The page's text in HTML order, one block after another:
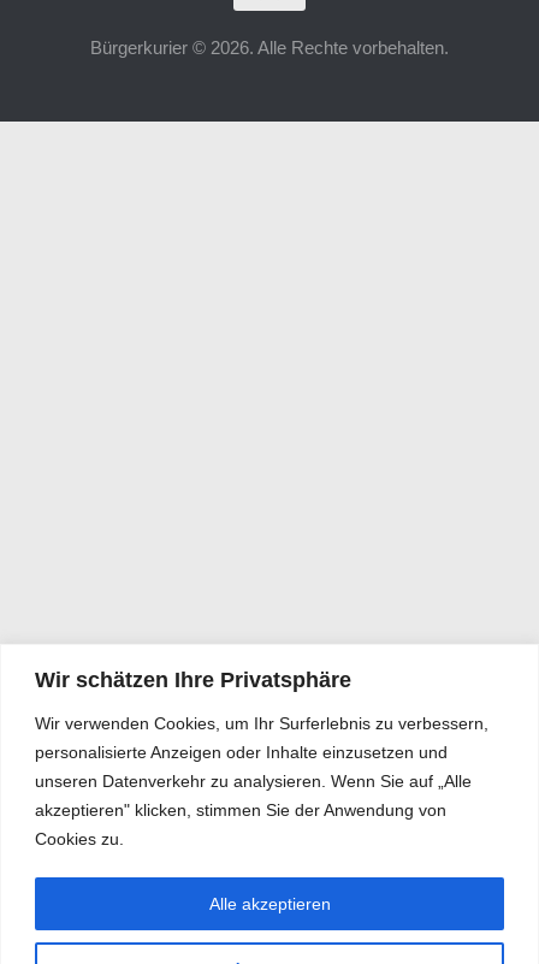
Wir schätzen Ihre Privatsphäre
Wir verwenden Cookies, um Ihr Surferlebnis zu verbessern,
personalisierte Anzeigen oder Inhalte einzusetzen und
unseren Datenverkehr zu analysieren. Wenn Sie auf „Alle
akzeptieren" klicken, stimmen Sie der Anwendung von
Cookies zu.
Alle akzeptieren
Bürgerkurier © 2026. Alle Rechte vorbehalten.